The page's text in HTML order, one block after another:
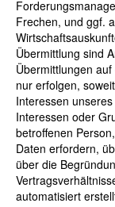
Frechen, und ggf.
Übermittlung sind
Übermittlungen
nur erfolgen,
Interessen
Interessen oder
betroffenen
Daten erfordern,
über die
automatisiert